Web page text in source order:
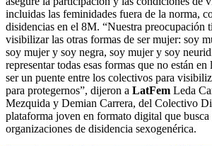
incluidas las feminidades fuera de la norma,
disidencias en el 8M. “Nuestra preocupación
visibilizar las otras formas de ser mujer: soy
soy mujer y soy negra, soy mujer y soy
representar todas esas formas que no están
ser un puente entre los colectivos para
para protegernos”, dijeron a LatFem Leda
Mezquida y Demian Carrera, del Colectivo
plataforma joven en formato digital que
organizaciones de disidencia sexogenérica.